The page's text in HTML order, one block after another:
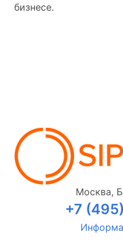
бизнесе.
Москва,
+7